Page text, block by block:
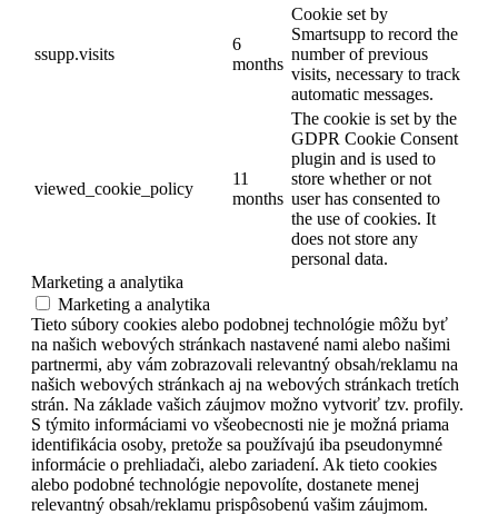
ssupp.visits
6
months
Cookie set by
Smartsupp to record the
number of previous
visits, necessary to track
automatic messages.
viewed_cookie_policy
11
months
The cookie is set by the
GDPR Cookie Consent
plugin and is used to
store whether or not
user has consented to
the use of cookies. It
does not store any
personal data.
Marketing a analytika
Marketing a analytika
Tieto súbory cookies alebo podobnej technológie môžu byť
na našich webových stránkach nastavené nami alebo našimi
partnermi, aby vám zobrazovali relevantný obsah/reklamu na
našich webových stránkach aj na webových stránkach tretích
strán. Na základe vašich záujmov možno vytvoriť tzv. profily.
S týmito informáciami vo všeobecnosti nie je možná priama
identifikácia osoby, pretože sa používajú iba pseudonymné
informácie o prehliadači, alebo zariadení. Ak tieto cookies
alebo podobné technológie nepovolíte, dostanete menej
relevantný obsah/reklamu prispôsobenú vašim záujmom.